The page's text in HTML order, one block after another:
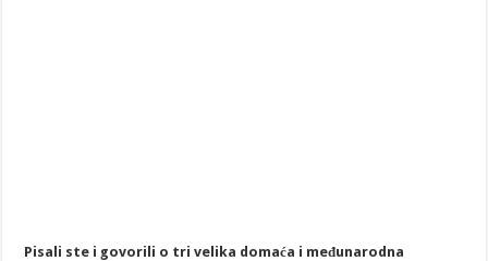
Pisali ste i govorili o tri velika domaća i međunarodna